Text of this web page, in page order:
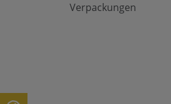
Verpackungen